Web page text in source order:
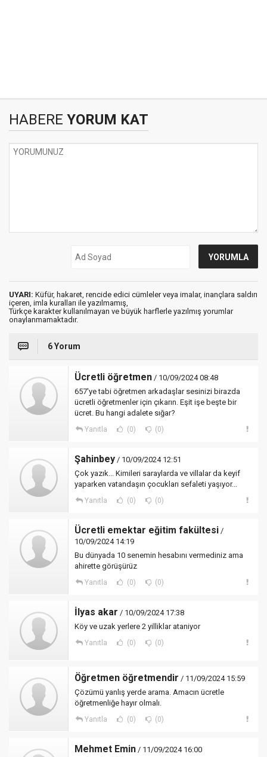
HABERE YORUM KAT
UYARI: Küfür, hakaret, rencide edici cümleler veya imalar, inançlara saldırı
içeren, imla kuralları ile yazılmamış,
Türkçe karakter kullanılmayan ve büyük harflerle yazılmış yorumlar
onaylanmamaktadır.
6 Yorum
Ücretli öğretmen / 10/09/2024 08:48
657'ye tabi öğretmen arkadaşlar sesinizi birazda
ücretli öğretmenler için çıkarın. Eşit işe beşte bir
ücret. Bu hangi adalete sığar?
Yanıtla (0) (0)
Şahinbey / 10/09/2024 12:51
Çok yazık... Kimileri saraylarda ve villalar da keyif
yaparken vatandaşın çocukları sefaleti yaşıyor...
Yanıtla (0) (0)
Ücretli emektar eğitim fakültesi /
10/09/2024 14:19
Bu dünyada 10 senemin hesabını vermediniz ama
ahirette görüşürüz
Yanıtla (0) (0)
İlyas akar / 10/09/2024 17:38
Köy ve uzak yerlere 2 yilliklar ataniyor
Yanıtla (0) (0)
Öğretmen öğretmendir / 11/09/2024 15:59
Çözümü yanlış yerde arama. Amacın ücretle
öğretmenliğe hayır olmalı.
Yanıtla (0) (0)
Mehmet Emin / 11/09/2024 16:00